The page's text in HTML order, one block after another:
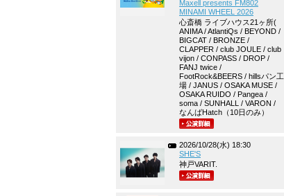
Maxell presents FM802
MINAMI WHEEL 2026
心斎橋 ライブハウス21ヶ所(
ANIMA / AtlantiQs / BEYOND /
BIGCAT / BRONZE /
CLAPPER / club JOULE / club
vijon / CONPASS / DROP /
FANJ twice /
FootRock&BEERS / hillsパン工
場 / JANUS / OSAKA MUSE /
OSAKA RUIDO / Pangea /
soma / SUNHALL / VARON /
なんばHatch（10日のみ）
2026/10/28(水) 18:30
SHE'S
神戸VARIT.